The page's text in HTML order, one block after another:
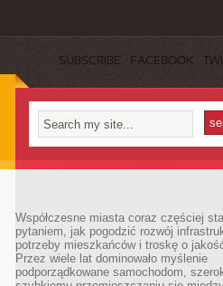
SUBSCRIBE FACEBOOK
Współczesne miasta coraz częściej
pytaniem, jak pogodzić rozwój
potrzeby mieszkańców i troskę o
Przez wiele lat dominowało myślenie
podporządkowane samochodom,